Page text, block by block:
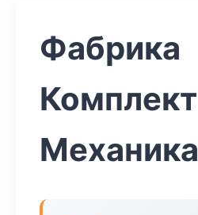
Фабрика
Комплект
Механика